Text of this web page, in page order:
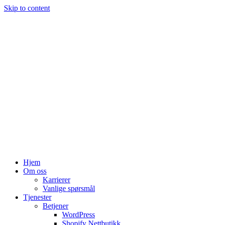
Skip to content
Hjem
Om oss
Karrierer
Vanlige spørsmål
Tjenester
Betjener
WordPress
Shopify Nettbutikk